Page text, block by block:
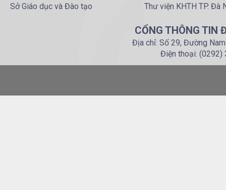
Sở Giáo dục và Đào tạo
Thư viện KHTH TP. Đà
CỔNG THÔNG TIN
Địa chỉ: Số 29, Đường
Điện thoại: (0292)